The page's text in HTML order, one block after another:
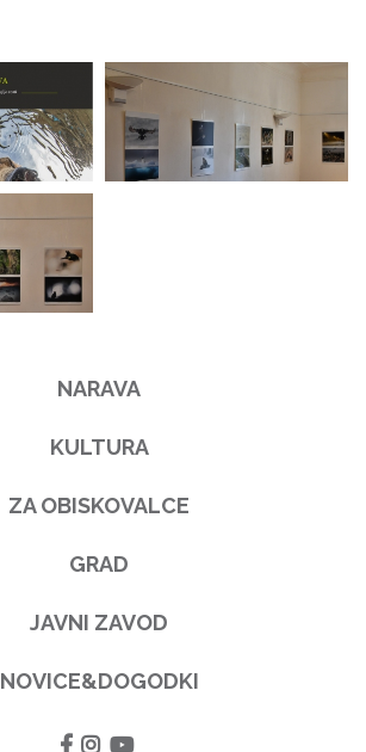
NARAVA
KULTURA
ZA OBISKOVALCE
GRAD
JAVNI ZAVOD
NOVICE&DOGODKI